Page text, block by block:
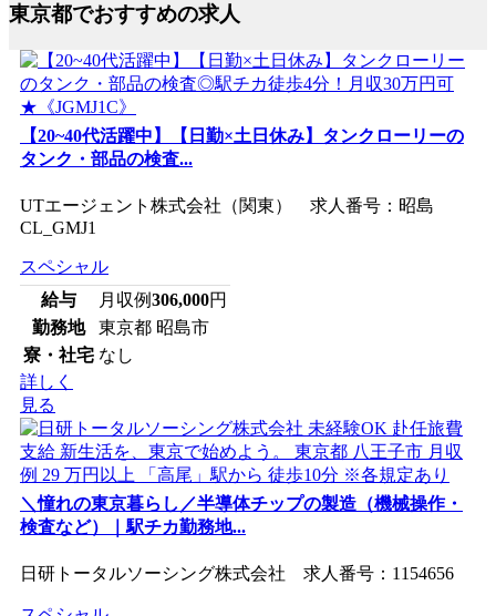
東京都でおすすめの求人
【20~40代活躍中】【日勤×土日休み】タンクローリーの
タンク・部品の検査...
UTエージェント株式会社（関東） 求人番号：昭島
CL_GMJ1
スペシャル
給与
月収例306,000円
勤務地
東京都 昭島市
寮・社宅 なし
詳しく
見る
＼憧れの東京暮らし／半導体チップの製造（機械操作・
検査など）｜駅チカ勤務地...
日研トータルソーシング株式会社 求人番号：1154656